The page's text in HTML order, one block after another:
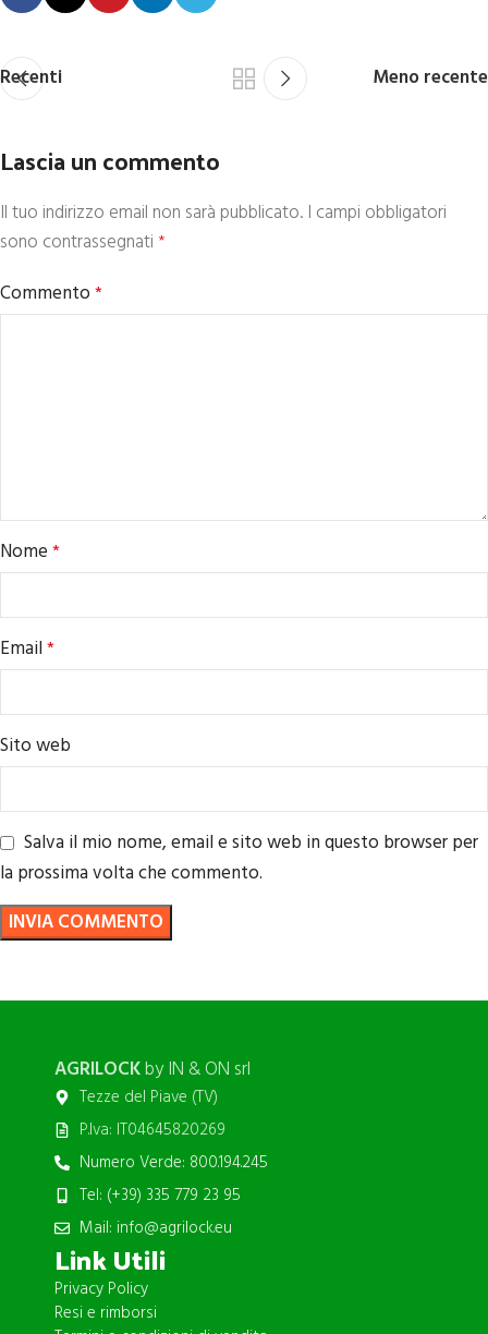
Recenti Meno recente
Lascia un commento
Il tuo indirizzo email non sarà pubblicato. I campi obbligatori
sono contrassegnati*
Commento*
Nome*
Email*
Sito web
Salva il mio nome, email e sito web in questo browser per
la prossima volta che commento.
AGRILOCKby IN & ON srl
Tezze del Piave (TV)
P.Iva: IT04645820269
Numero Verde: 800.194.245
Tel: (+39) 335 779 23 95
Mail: info@agrilock.eu
Link Utili
Privacy Policy
Resi e rimborsi